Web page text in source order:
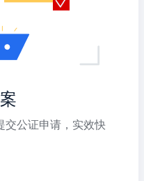
交公证申请，实效快